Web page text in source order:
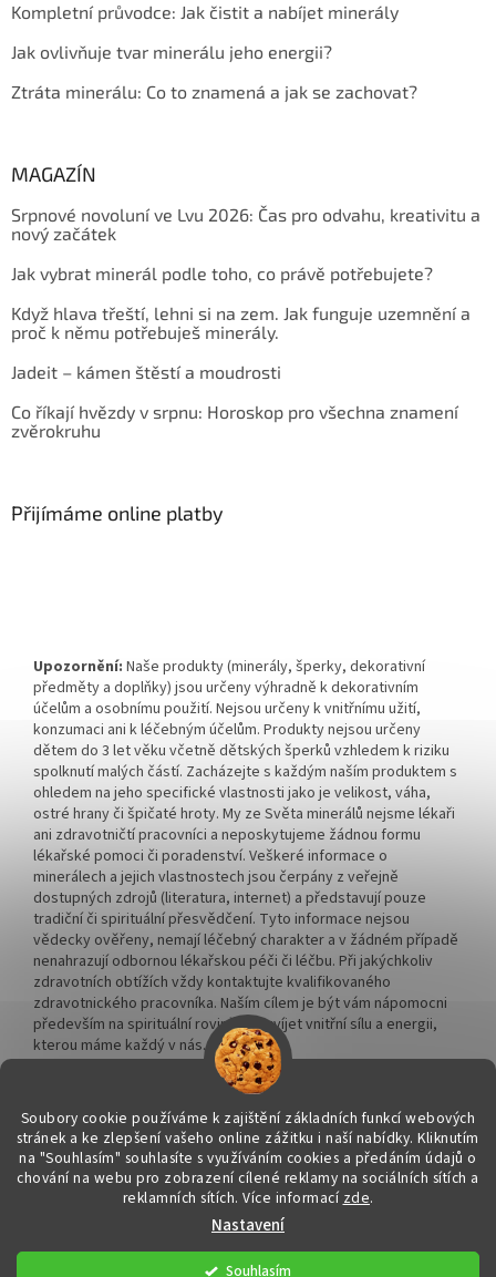
Soubory cookie používáme k zajištění základních funkcí webových
stránek a ke zlepšení vašeho online zážitku i naší nabídky. Kliknutím
na "Souhlasím" souhlasíte s využíváním cookies a předáním údajů o
chování na webu pro zobrazení cílené reklamy na sociálních sítích a
reklamních sítích. Více informací zde.
Nastavení
Souhlasím
Kompletní průvodce: Jak čistit a nabíjet minerály
Jak ovlivňuje tvar minerálu jeho energii?
Ztráta minerálu: Co to znamená a jak se zachovat?
MAGAZÍN
Srpnové novoluní ve Lvu 2026: Čas pro odvahu, kreativitu a
nový začátek
Jak vybrat minerál podle toho, co právě potřebujete?
Když hlava třeští, lehni si na zem. Jak funguje uzemnění a
proč k němu potřebuješ minerály.
Jadeit – kámen štěstí a moudrosti
Co říkají hvězdy v srpnu: Horoskop pro všechna znamení
zvěrokruhu
Přijímáme online platby
Upozornění: Naše produkty (minerály, šperky, dekorativní
předměty a doplňky) jsou určeny výhradně k dekorativním
účelům a osobnímu použití. Nejsou určeny k vnitřnímu užití,
konzumaci ani k léčebným účelům. Produkty nejsou určeny
dětem do 3 let věku včetně dětských šperků vzhledem k riziku
spolknutí malých částí. Zacházejte s každým naším produktem s
ohledem na jeho specifické vlastnosti jako je velikost, váha,
ostré hrany či špičaté hroty. My ze Světa minerálů nejsme lékaři
ani zdravotničtí pracovníci a neposkytujeme žádnou formu
lékařské pomoci či poradenství. Veškeré informace o
minerálech a jejich vlastnostech jsou čerpány z veřejně
dostupných zdrojů (literatura, internet) a představují pouze
tradiční či spirituální přesvědčení. Tyto informace nejsou
vědecky ověřeny, nemají léčebný charakter a v žádném případě
nenahrazují odbornou lékařskou péči či léčbu. Při jakýchkoliv
zdravotních obtížích vždy kontaktujte kvalifikovaného
zdravotnického pracovníka. Naším cílem je být vám nápomocni
především na spirituální rovině a rozvíjet vnitřní sílu a energii,
kterou máme každý v nás.
Vytvořil Shoptet
nastavení cookies